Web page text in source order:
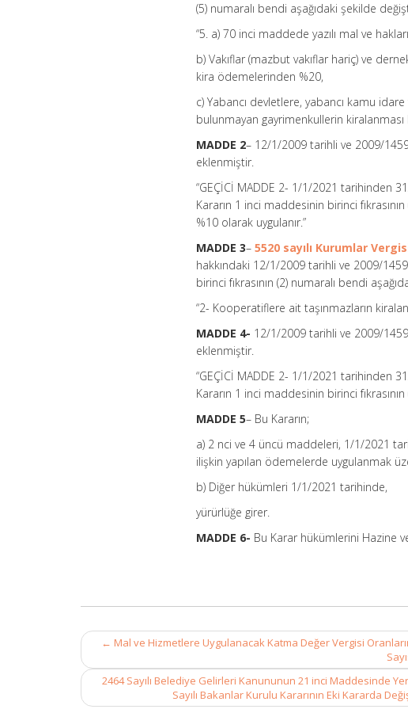
(5) numaralı bendi aşağıdaki şekilde
“5. a) 70 inci maddede yazılı mal ve
b) Vakıflar (mazbut vakıflar hariç) ve
kira ödemelerinden %20,
c) Yabancı devletlere, yabancı kamu
bulunmayan gayrimenkullerin kiralanması
MADDE 2– 12/1/2009 tarihli ve 2009/
eklenmiştir.
“GEÇİCİ MADDE 2- 1/1/2021 tarihinden
Kararın 1 inci maddesinin birinci
%10 olarak uygulanır.”
MADDE 3–5520 sayılı Kurumlar
hakkındaki 12/1/2009 tarihli ve 2009/
birinci fıkrasının (2) numaralı bendi
“2- Kooperatiflere ait taşınmazların
MADDE 4- 12/1/2009 tarihli ve 2009/
eklenmiştir.
“GEÇİCİ MADDE 2- 1/1/2021 tarihinden
Kararın 1 inci maddesinin birinci
MADDE 5– Bu Kararın;
a) 2 nci ve 4 üncü maddeleri, 1/1/2021
ilişkin yapılan ödemelerde uygulanmak
b) Diğer hükümleri 1/1/2021 tarihinde,
yürürlüğe girer.
MADDE 6- Bu Karar hükümlerini Hazine
Post
navigation
← Mal ve Hizmetlere Uygulanacak Katma Değer Vergisi
2464 Sayılı Belediye Gelirleri Kanununun 21 inci Maddesinde
Sayılı Bakanlar Kurulu Kararının Eki Kararda